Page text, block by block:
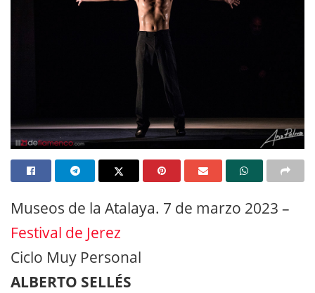
Museos de la Atalaya. 7 de marzo 2023 –
Festival de Jerez
Ciclo Muy Personal
ALBERTO SELLÉS